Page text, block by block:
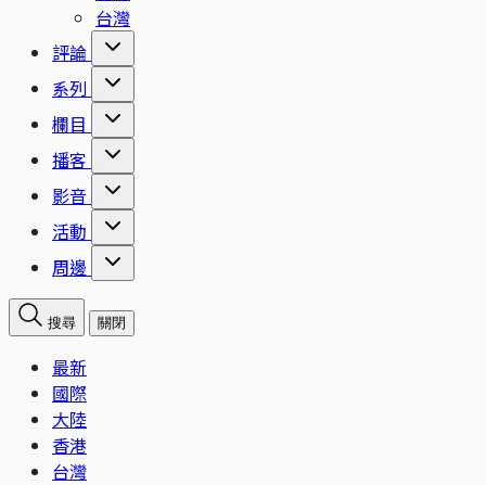
台灣
評論
系列
欄目
播客
影音
活動
周邊
搜尋 關閉
最新
國際
大陸
香港
台灣